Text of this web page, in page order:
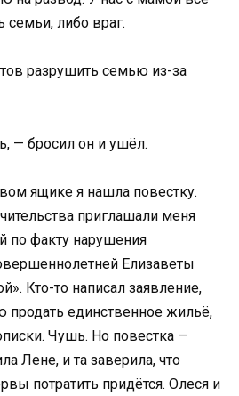
семьи, либо враг.
разрушить семью из-за
— бросил он и ушёл.
ящике я нашла повестку.
приглашали меня
по факту нарушения
Елизаветы
Кто-то написал заявление,
продать единственное жильё,
Чушь. Но повестка —
Лене, и та заверила, что
потратить придётся. Олеся и